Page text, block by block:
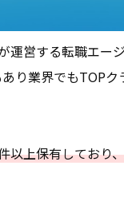
運営する転職エー
り業界でもTOP
以上保有しており